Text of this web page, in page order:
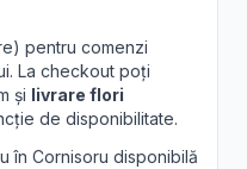
pentru comenzi
La checkout poți
și livrare flori
de disponibilitate.
în Cornisoru disponibilă